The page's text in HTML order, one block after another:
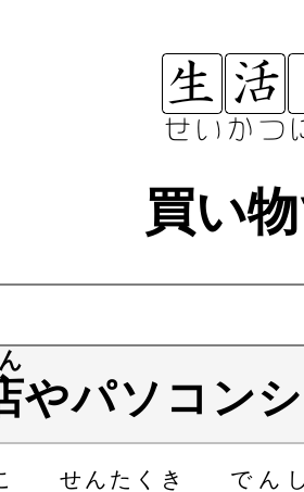
買い
やパソコン
せんたくき でん